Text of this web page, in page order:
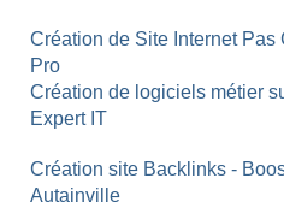
Création de Site Internet
Pro
Création de logiciels métier
Expert IT
Création site Backlinks -
Autainville